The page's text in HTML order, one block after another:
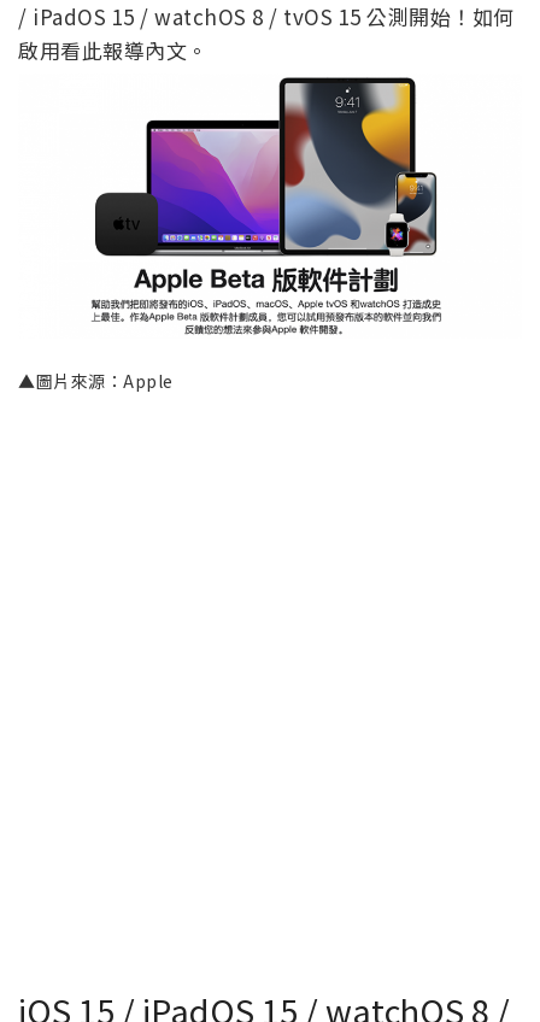
/ iPadOS 15 / watchOS 8 / tvOS 15 公測開始！如何
啟用看此報導內文。
▲圖片來源：Apple
iOS 15 / iPadOS 15 / watchOS 8 /